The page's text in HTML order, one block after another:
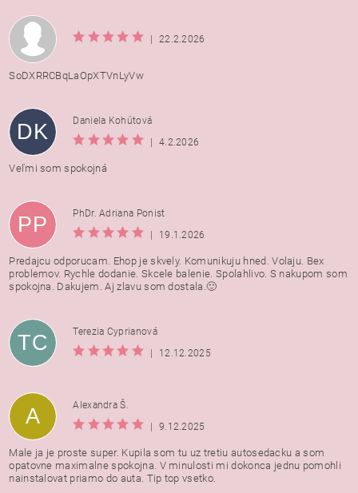
| 22.2.2026
SoDXRRCBqLaOpXTVnLyVw
DK
Daniela Kohútová
|
4.2.2026
Veľmi som spokojná
PP
PhDr. Adriana Ponist
|
19.1.2026
Predajcu odporucam. Ehop je skvely. Komunikuju hned. Volaju. Bex
problemov. Rychle dodanie. Skcele balenie. Spolahlivo. S nakupom som
spokojna. Dakujem. Aj zlavu som dostala.🙂
TC
Terezia Cyprianová
|
12.12.2025
A
Alexandra Š.
|
9.12.2025
Male ja je proste super. Kupila som tu uz tretiu autosedacku a som
opatovne maximalne spokojna. V minulosti mi dokonca jednu pomohli
nainstalovat priamo do auta. Tip top vsetko.